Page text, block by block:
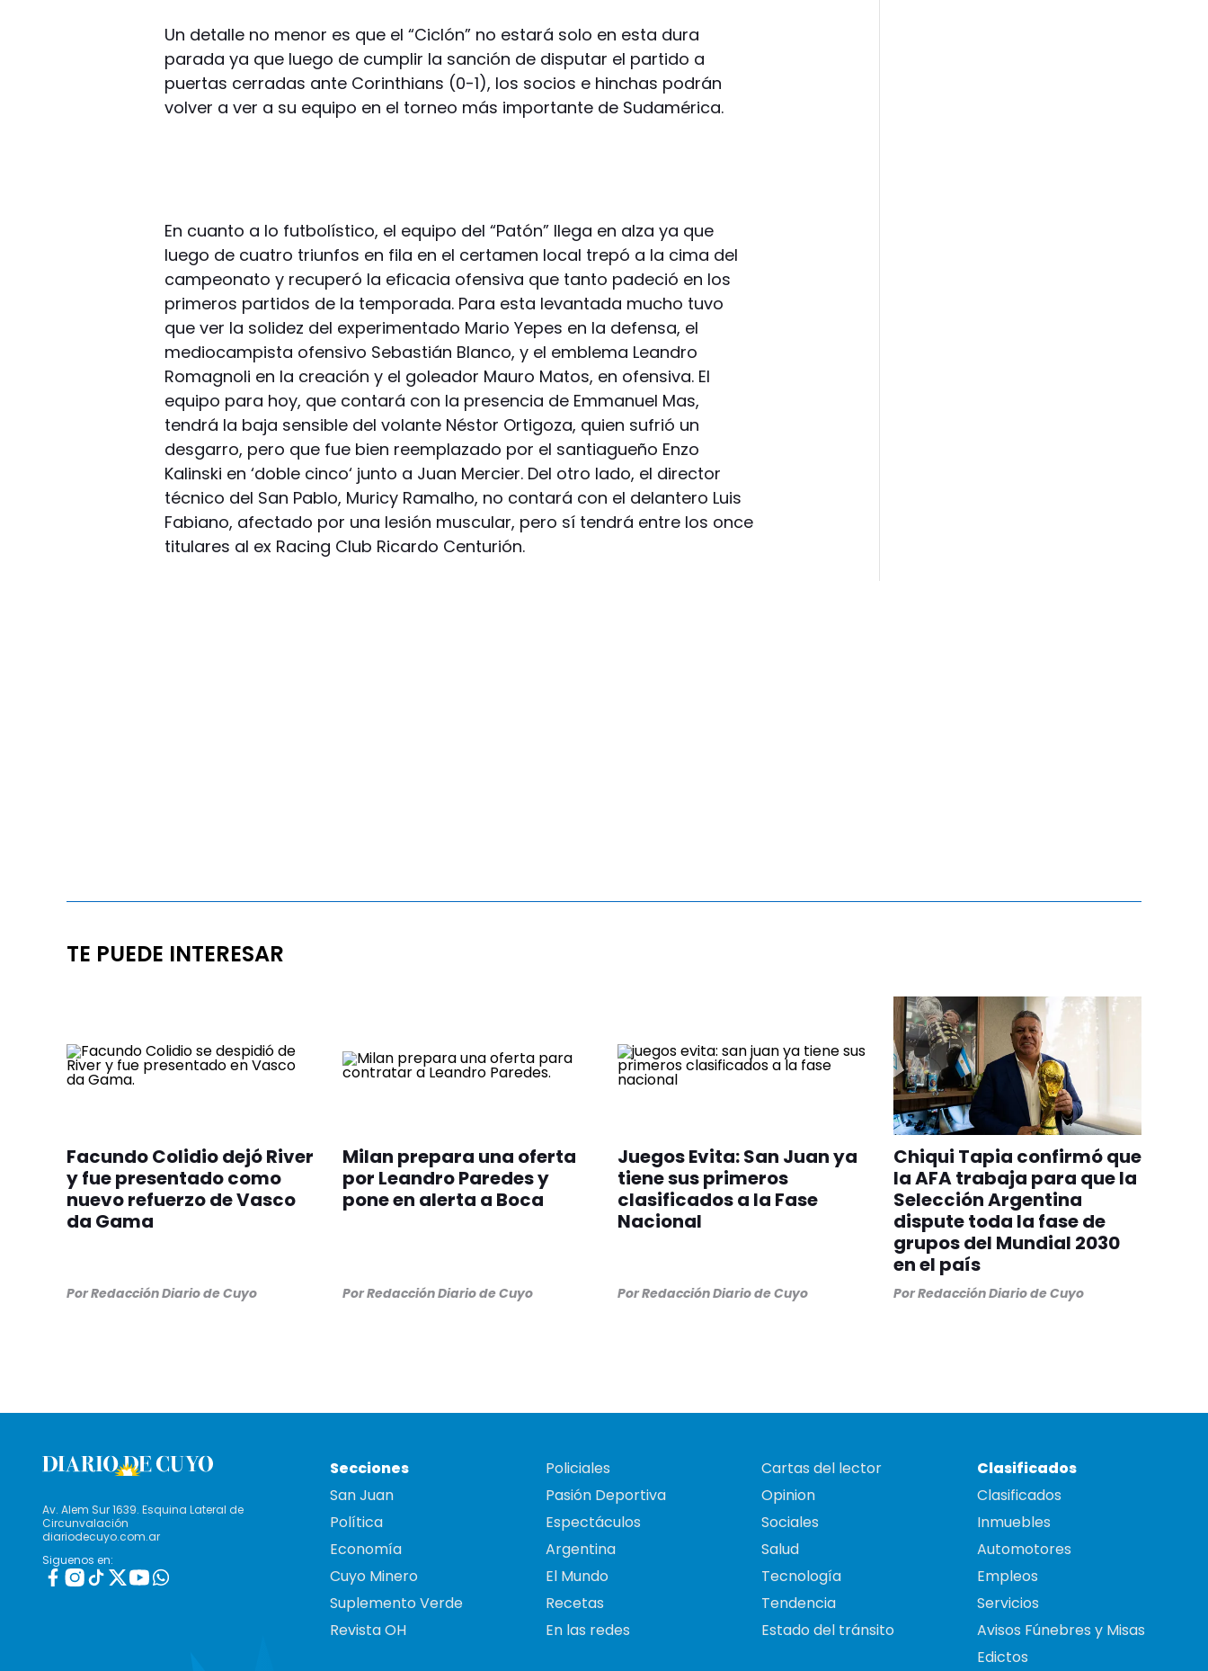
Un detalle no menor es que el “Ciclón” no estará solo en esta dura
parada ya que luego de cumplir la sanción de disputar el partido a
puertas cerradas ante Corinthians (0-1), los socios e hinchas podrán
volver a ver a su equipo en el torneo más importante de Sudamérica.
En cuanto a lo futbolístico, el equipo del “Patón” llega en alza ya que
luego de cuatro triunfos en fila en el certamen local trepó a la cima del
campeonato y recuperó la eficacia ofensiva que tanto padeció en los
primeros partidos de la temporada. Para esta levantada mucho tuvo
que ver la solidez del experimentado Mario Yepes en la defensa, el
mediocampista ofensivo Sebastián Blanco, y el emblema Leandro
Romagnoli en la creación y el goleador Mauro Matos, en ofensiva. El
equipo para hoy, que contará con la presencia de Emmanuel Mas,
tendrá la baja sensible del volante Néstor Ortigoza, quien sufrió un
desgarro, pero que fue bien reemplazado por el santiagueño Enzo
Kalinski en ‘doble cinco‘ junto a Juan Mercier. Del otro lado, el director
técnico del San Pablo, Muricy Ramalho, no contará con el delantero Luis
Fabiano, afectado por una lesión muscular, pero sí tendrá entre los once
titulares al ex Racing Club Ricardo Centurión.
TE PUEDE INTERESAR
Facundo Colidio dejó River
y fue presentado como
nuevo refuerzo de Vasco
da Gama
PorRedacción Diario de Cuyo
Milan prepara una oferta
por Leandro Paredes y
pone en alerta a Boca
PorRedacción Diario de Cuyo
Juegos Evita: San Juan ya
tiene sus primeros
clasificados a la Fase
Nacional
PorRedacción Diario de Cuyo
Chiqui Tapia confirmó que
la AFA trabaja para que la
Selección Argentina
dispute toda la fase de
grupos del Mundial 2030
en el país
PorRedacción Diario de Cuyo
Av. Alem Sur 1639. Esquina Lateral de
Circunvalación
diariodecuyo.com.ar
Siguenos en:
Secciones
San Juan
Política
Economía
Cuyo Minero
Suplemento Verde
Revista OH
Policiales
Pasión Deportiva
Espectáculos
Argentina
El Mundo
Recetas
En las redes
Cartas del lector
Opinion
Sociales
Salud
Tecnología
Tendencia
Estado del tránsito
Clasificados
Clasificados
Inmuebles
Automotores
Empleos
Servicios
Avisos Fúnebres y Misas
Edictos